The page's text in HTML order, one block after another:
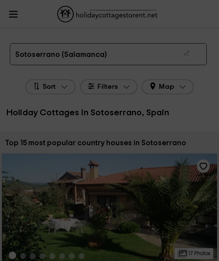
HolidayCottagesToRent.net
Leon
Holiday Cottages Salamanca
Holiday Cottages Sotoserrano
The 15 best holiday cottages & country houses in Sotoserrano in 2026
Sotoserrano (Salamanca)
Sort Filters Map
Holiday Cottages in Sotoserrano, Spain
Sort by:
Top 15 most popular country houses in Sotoserrano
17 Photos